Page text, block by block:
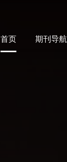
首页
首页
期刊导航